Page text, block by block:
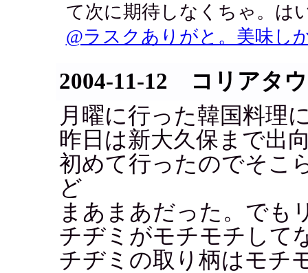
て次に期待しなくちゃ。は
@ラスクありがと。美味し
2004-11-12 コリアタ
月曜に行った韓国料理
昨日は新大久保まで出
初めて行ったのでそこ
ど
まあまあだった。でも
チヂミがモチモチして
チヂミの取り柄はモチ